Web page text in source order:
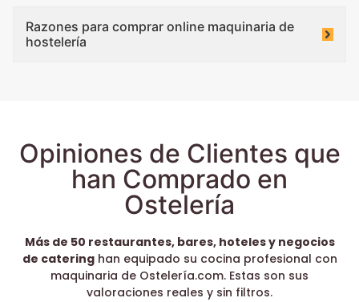
Razones para comprar online maquinaria de
hostelería
Opiniones de Clientes que
han Comprado en
Ostelería
Más de 50 restaurantes, bares, hoteles y negocios
de cateringhan equipado su cocina profesional con
maquinaria de Ostelería.com. Estas son sus
valoraciones reales y sin filtros.